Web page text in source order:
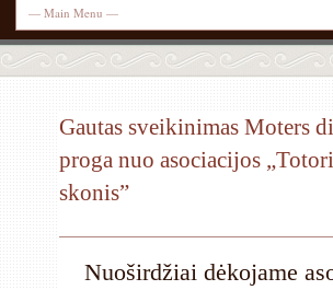
Gautas sveikinimas Moters
proga nuo asociacijos
skonis”
Nuoširdžiai dėkojame